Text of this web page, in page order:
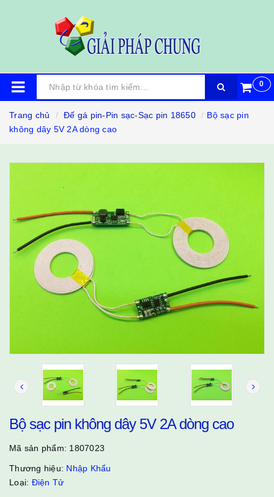
0
Trang chủ Đế gá pin-Pin sạc-Sạc pin 18650
Bộ sạc pin
không dây 5V 2A dòng cao
Bộ sạc pin không dây 5V 2A dòng cao
Mã sản phẩm: 1807023
Thương hiệu: Nhập Khẩu
Loại: Điện Tử